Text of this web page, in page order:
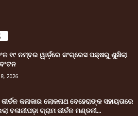
୧୯ ନମ୍ବର ୱାର୍ଡ଼ରେ କଂଗ୍ରେସ ପକ୍ଷରୁ ଶୁଖିଲା
2026
କଳାକାର ଲୋକନାଥ ବେହେରାଙ୍କ ସହାୟତାରେ
ବଳାଜୀପଡ଼ା ଗ୍ରାମ କୀର୍ତନ ମଣ୍ଡଳୀ...